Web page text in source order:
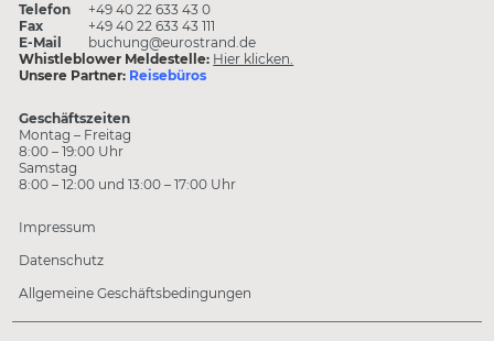
Telefon
+49 40 22 633 43 0
Fax
+49 40 22 633 43 111
E-Mail
buchung@eurostrand.de
Whistleblower Meldestelle: Hier klicken.
Unsere Partner: Reisebüros
Geschäftszeiten
Montag – Freitag
8:00 – 19:00 Uhr
Samstag
8:00 – 12:00 und 13:00 – 17:00 Uhr
Impressum
Datenschutz
Allgemeine Geschäftsbedingungen